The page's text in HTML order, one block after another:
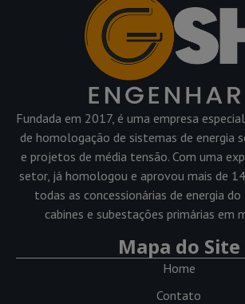
Fundada em 2017, é uma empresa
de homologação de sistemas de
e projetos de média tensão. Com uma
setor, já homologou e aprovou mais de
todas as concessionárias de energia
cabines e subestações primárias em
Mapa do Site
Home
Contato